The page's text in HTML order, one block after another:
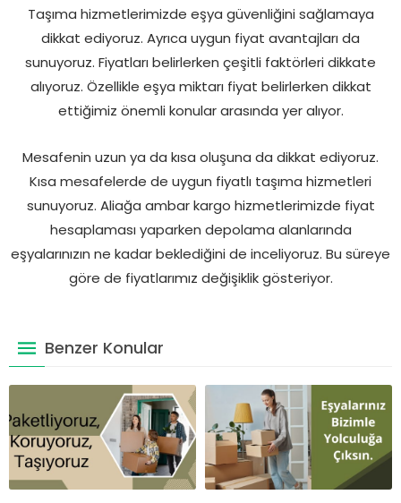
Taşıma hizmetlerimizde eşya güvenliğini sağlamaya
dikkat ediyoruz. Ayrıca uygun fiyat avantajları da
sunuyoruz. Fiyatları belirlerken çeşitli faktörleri dikkate
alıyoruz. Özellikle eşya miktarı fiyat belirlerken dikkat
ettiğimiz önemli konular arasında yer alıyor.
Mesafenin uzun ya da kısa oluşuna da dikkat ediyoruz.
Kısa mesafelerde de uygun fiyatlı taşıma hizmetleri
sunuyoruz. Aliağa ambar kargo hizmetlerimizde fiyat
hesaplaması yaparken depolama alanlarında
eşyalarınızın ne kadar beklediğini de inceliyoruz. Bu süreye
göre de fiyatlarımız değişiklik gösteriyor.
Benzer Konular